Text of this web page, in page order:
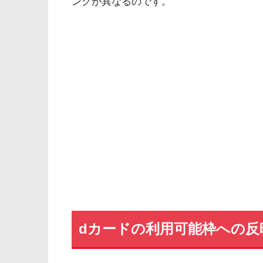
dカードの利用可能枠への反